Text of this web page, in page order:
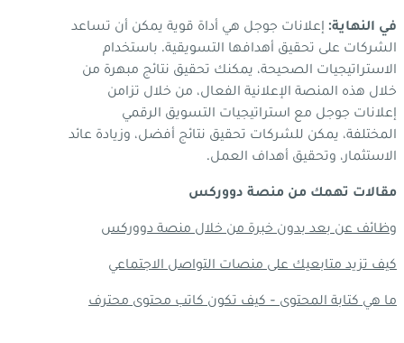
في النهاية: إعلانات جوجل هي أداة قوية يمكن أن تساعد
الشركات على تحقيق أهدافها التسويقية. باستخدام
الاستراتيجيات الصحيحة، يمكنك تحقيق نتائج مبهرة من
خلال هذه المنصة الإعلانية الفعال، من خلال تزامن
إعلانات جوجل مع استراتيجيات التسويق الرقمي
المختلفة، يمكن للشركات تحقيق نتائج أفضل، وزيادة عائد
الاستثمار، وتحقيق أهداف العمل.
مقالات تهمك من منصة دووركس
وظائف عن بعد بدون خبرة من خلال منصة دووركس
كيف تزيد متابعيك على منصات التواصل الاجتماعي
ما هي كتابة المحتوى - كيف تكون كاتب محتوى محترف